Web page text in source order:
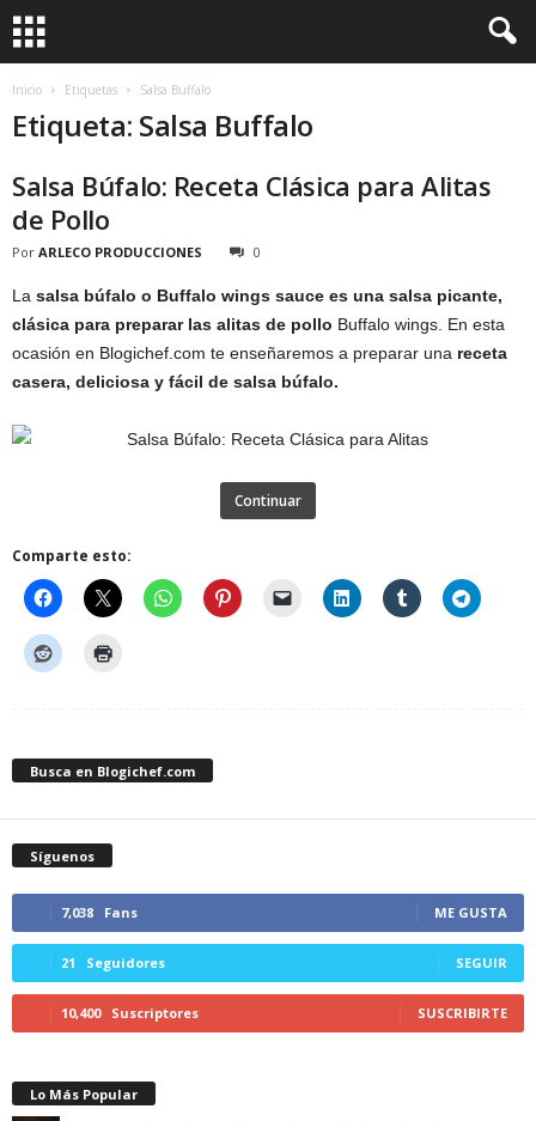
Inicio Etiquetas Salsa Buffalo
Etiqueta: Salsa Buffalo
Salsa Búfalo: Receta Clásica para Alitas
de Pollo
Por ARLECO PRODUCCIONES 0
La salsa búfalo o Buffalo wings sauce es una salsa picante,
clásica para preparar las alitas de pollo Buffalo wings. En esta
ocasión en Blogichef.com te enseñaremos a preparar una receta
casera, deliciosa y fácil de salsa búfalo.
Continuar
Comparte esto:
Busca en Blogichef.com
Síguenos
7,038 Fans ME GUSTA
21 Seguidores SEGUIR
10,400 Suscriptores SUSCRIBIRTE
Lo Más Popular